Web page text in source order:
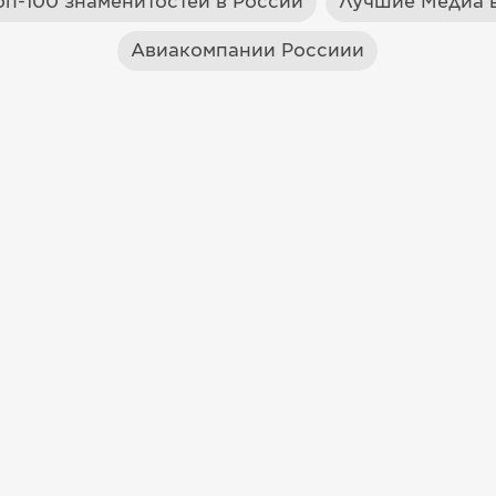
Авиакомпании Россиии